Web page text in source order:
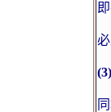
(3)